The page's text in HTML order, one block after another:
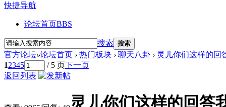
快捷导航
论坛首页BBS
搜索 搜索
官方论坛»论坛首页 › 热门板块 › 聊天八卦 › 灵儿你们这样的回
12345 / 5 页下一页
返回列表
灵儿你们这样的回答